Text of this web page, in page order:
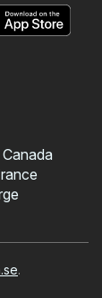
Canada
.